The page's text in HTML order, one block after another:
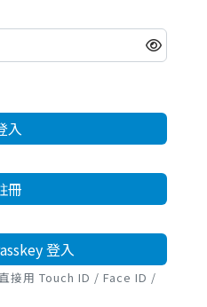
入
冊
登入
接用 Touch ID / Face ID /